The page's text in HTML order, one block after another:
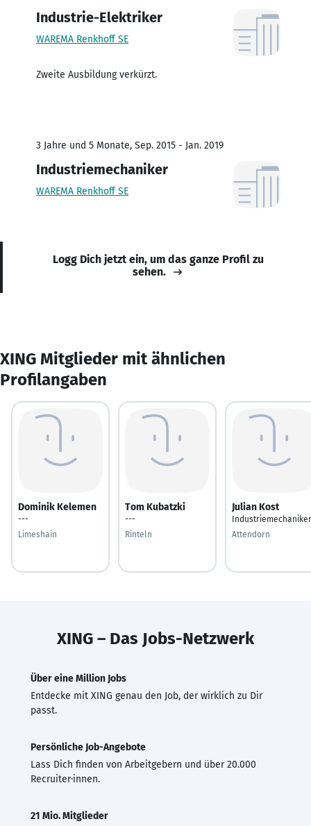
Industrie-Elektriker
WAREMA Renkhoff SE
Zweite Ausbildung verkürzt.
3 Jahre und 5 Monate, Sep. 2015 - Jan. 2019
Industriemechaniker
WAREMA Renkhoff SE
Logg Dich jetzt ein, um das ganze Profil zu
sehen.
XING Mitglieder mit ähnlichen
Profilangaben
Dominik Kelemen
---
Limeshain
Tom Kubatzki
---
Rinteln
Julian Kost
Industriemechaniker
Attendorn
XING – Das Jobs-Netzwerk
Über eine Million Jobs
Entdecke mit XING genau den Job, der wirklich zu Dir
passt.
Persönliche Job-Angebote
Lass Dich finden von Arbeitgebern und über 20.000
Recruiter·innen.
21 Mio. Mitglieder